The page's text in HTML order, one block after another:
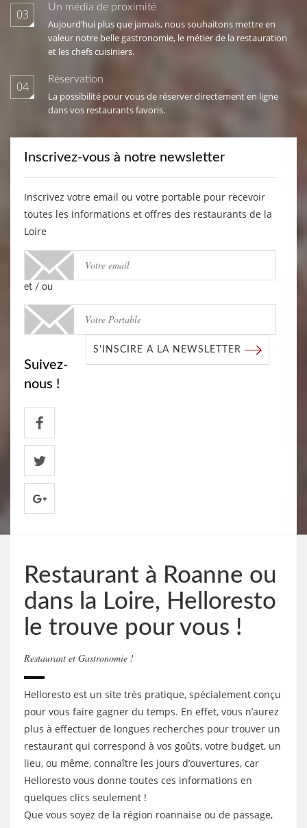
03 Un média de proximité
Aujourd’hui plus que jamais, nous souhaitons mettre en
valeur notre belle gastronomie, le métier de la restauration
et les chefs cuisiniers.
04 Réservation
La possibilité pour vous de réserver directement en ligne
dans vos restaurants favoris.
Inscrivez-vous à notre newsletter
Inscrivez votre email ou votre portable pour recevoir
toutes les informations et offres des restaurants de la
Loire
et / ou
S'INSCIRE A LA NEWSLETTER
Suivez-
nous !
Restaurant à Roanne ou
dans la Loire, Helloresto
le trouve pour vous !
Restaurant et Gastronomie !
Helloresto est un site très pratique, spécialement conçu
pour vous faire gagner du temps. En effet, vous n’aurez
plus à effectuer de longues recherches pour trouver un
restaurant qui correspond à vos goûts, votre budget, un
lieu, ou même, connaître les jours d’ouvertures, car
Helloresto vous donne toutes ces informations en
quelques clics seulement !
Que vous soyez de la région roannaise ou de passage,